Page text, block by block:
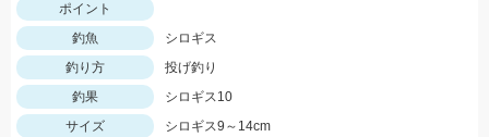
ポイント
釣魚
シロギス
釣り方
投げ釣り
釣果
シロギス10
サイズ
シロギス9～14cm